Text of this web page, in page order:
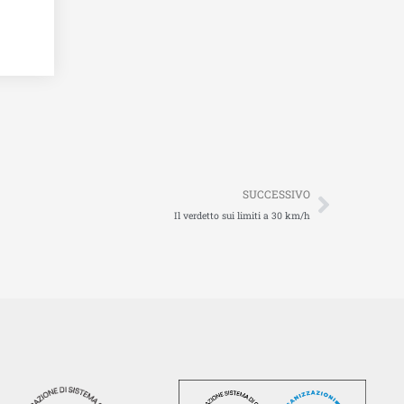
SUCCESSIVO
Il verdetto sui limiti a 30 km/h